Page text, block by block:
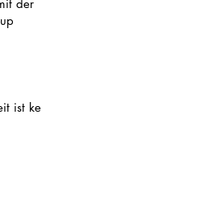
der
ist kein